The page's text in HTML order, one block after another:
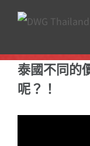
Skip
泰國不同的
呢？！